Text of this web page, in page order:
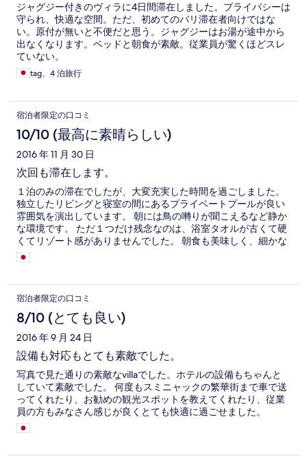
ジャグジー付きのヴィラに4日間滞在しました。プライバシーは
守られ、快適な空間。ただ、初めてのバリ滞在者向けではな
い。原付が無いと不便だと思う。ジャグジーはお湯が途中から
出なくなります。ベッドと朝食が素敵。従業員が驚くほどスレ
ていない。
tag、4 泊旅行
宿泊者限定の口コミ
10/10 (最高に素晴らしい)
2016 年 11 月 30 日
次回も滞在します。
１泊のみの滞在でしたが、大変充実した時間を過ごしました。
独立したリビングと寝室の間にあるプライベートプールが良い
雰囲気を演出しています。 朝には鳥の囀りが聞こえるなど静か
な環境です。 ただ１つだけ残念なのは、浴室タオルが古くて硬
くてリゾート感がありませんでした。 朝食も美味しく、細かな
リクエストにも対応してくれました。 スタッフ対応も良く、お
勧め出来るVillasです。
宿泊者限定の口コミ
8/10 (とても良い)
2016 年 9 月 24 日
設備も対応もとても素敵でした。
写真で見た通りの素敵なvillaでした。ホテルの設備もちゃんと
していて素敵でした。 何度もスミニャックの繁華街まで車で送
ってくれたり、お勧めの観光スポットを教えてくれたり、従業
員の方もみなさん感じが良くとても快適に過ごせました。